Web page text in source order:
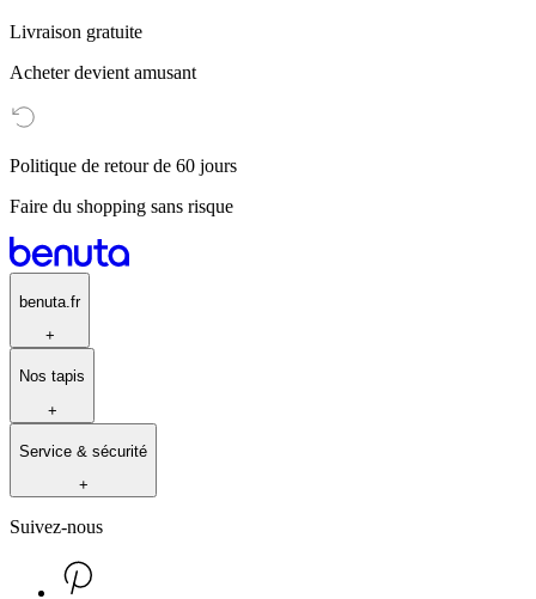
Livraison gratuite
Acheter devient amusant
Politique de retour de 60 jours
Faire du shopping sans risque
benuta.fr
+
Nos tapis
+
Service & sécurité
+
Suivez-nous